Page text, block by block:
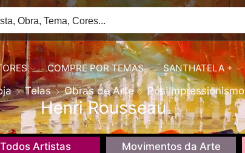
COMPRE POR TEMAS SANTHATELA +
Telas Obras de Arte Pós Impressionismo
Henri Rousseau
Todos Artistas Movimentos da Arte